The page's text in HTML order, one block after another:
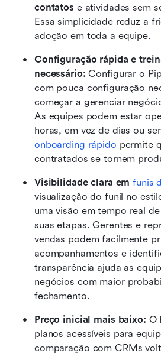
contatos e atividades sem
Essa simplicidade reduz a
adoção em toda a equipe.
Configuração rápida e
necessário: Configurar o
com pouca configuração
começar a gerenciar
As equipes podem estar
onboarding rápido permite
contratados se tornem
Visibilidade clara em funis
visualização do funil no
uma visão em tempo real
suas etapas. Gerentes e
vendas podem facilmente
acompanhamentos e
transparência ajuda as
negócios com maior
fechamento.
Preço inicial mais baixo: O
planos acessíveis para
comparação com CRMs